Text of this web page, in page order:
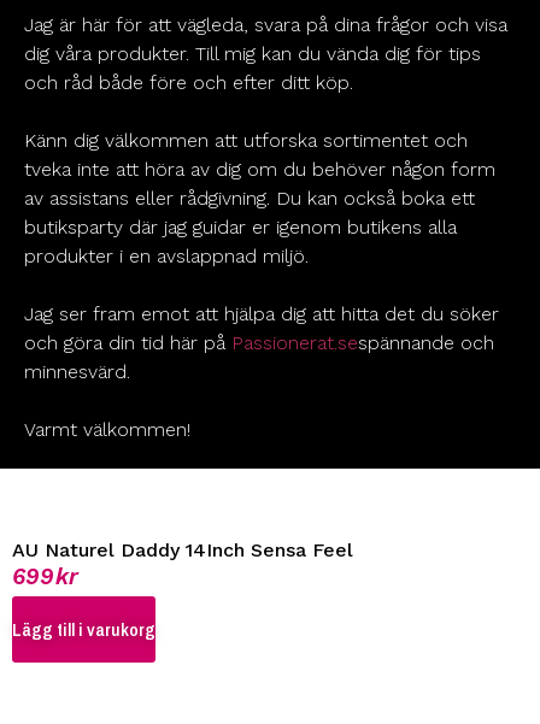
Jag är här för att vägleda, svara på dina frågor och visa
dig våra produkter. Till mig kan du vända dig för tips
och råd både före och efter ditt köp.
Känn dig välkommen att utforska sortimentet och
tveka inte att höra av dig om du behöver någon form
av assistans eller rådgivning. Du kan också boka ett
butiksparty där jag guidar er igenom butikens alla
produkter i en avslappnad miljö.
Jag ser fram emot att hjälpa dig att hitta det du söker
och göra din tid här på Passionerat.sespännande och
minnesvärd.
Varmt välkommen!
AU Naturel Daddy 14Inch Sensa Feel
699kr
Lägg till i varukorg